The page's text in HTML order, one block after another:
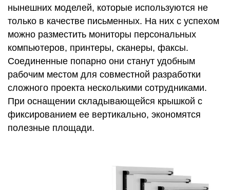
нынешних моделей, которые используются не
только в качестве письменных. На них с успехом
можно разместить мониторы персональных
компьютеров, принтеры, сканеры, факсы.
Соединенные попарно они станут удобным
рабочим местом для совместной разработки
сложного проекта несколькими сотрудниками.
При оснащении складывающейся крышкой с
фиксированием ее вертикально, экономятся
полезные площади.